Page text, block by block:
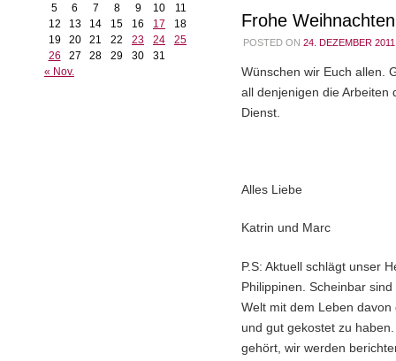
Frohe Weihnachten
POSTED ON 24. DEZEMBER 2011
Wünschen wir Euch allen.
all denjenigen die Arbeiten
Dienst.
Alles Liebe
Katrin und Marc
P.S: Aktuell schlägt unser
Philippinen. Scheinbar
Welt mit dem Leben
und gut gekostet zu
gehört, wir werden
5
6 7 8 9 10
11
12
13 14 15 16 17
18
19
20 21 22 23 24
25
26
27 28 29 30
31
« Nov.